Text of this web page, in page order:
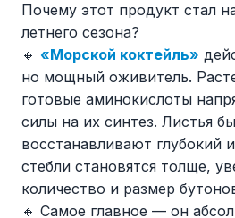
Почему этот продукт стал
летнего сезона?
🔸 «Морской коктейль»
но мощный оживитель.
готовые аминокислоты
силы на их синтез. Листья
восстанавливают глубокий
стебли становятся толще,
количество и размер
🔸 Самое главное — он